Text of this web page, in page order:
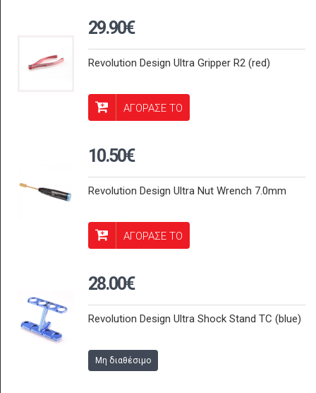
29.90€
Revolution Design Ultra Gripper R2 (red)
ΑΓΟΡΑΣΕ ΤΟ
10.50€
Revolution Design Ultra Nut Wrench 7.0mm
ΑΓΟΡΑΣΕ ΤΟ
28.00€
Revolution Design Ultra Shock Stand TC (blue)
Μη διαθέσιμο